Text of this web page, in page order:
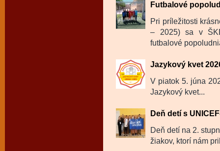
Futbalové
Pri príležitosti
– 2025) sa v
futbalové
Jazykový kvet
V piatok 5. júna
Jazykový kvet...
Deň detí s
Deň detí na 2.
žiakov, ktorí nám